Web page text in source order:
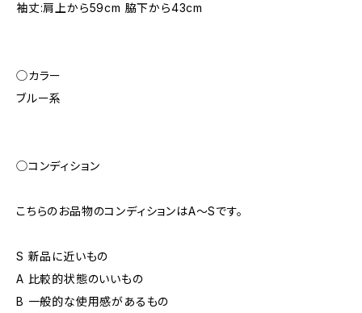
袖丈:肩上から59cm 脇下から43cm
◯カラー
ブルー系
◯コンディション
こちらのお品物のコンディションはA〜Sです。
S 新品に近いもの
A 比較的状態のいいもの
B 一般的な使用感があるもの